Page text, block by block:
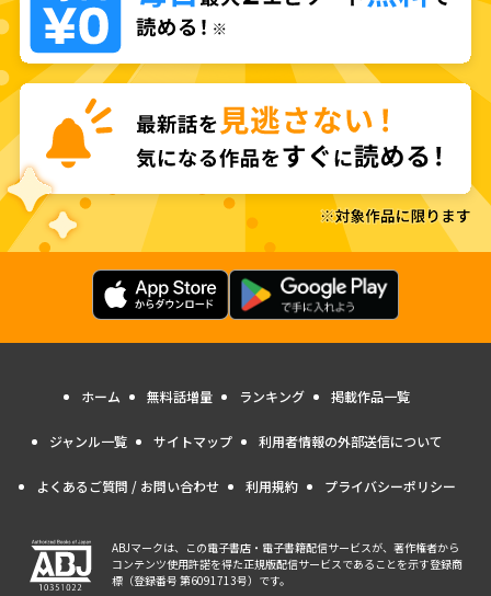
ホーム 無料話増量 ランキング 掲載作品一覧
ジャンル一覧 サイトマップ 利用者情報の外部送信について
よくあるご質問 / お問い合わせ 利用規約 プライバシーポリシー
ABJマークは、この電子書店・電子書籍配信サービスが、著作権者から
コンテンツ使用許諾を得た正規版配信サービスであることを示す登録商
標（登録番号 第6091713号）です。